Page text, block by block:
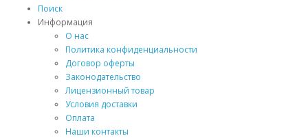
Поиск
Информация
О нас
Политика конфиденциальности
Договор оферты
Законодательство
Лицензионный товар
Условия доставки
Оплата
Наши контакты